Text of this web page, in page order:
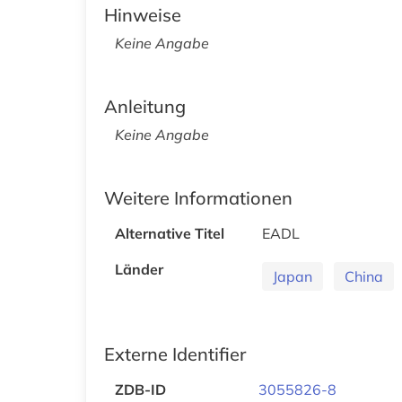
Hinweise
Keine Angabe
Anleitung
Keine Angabe
Weitere Informationen
Alternative Titel
EADL
Länder
Japan China
Externe Identifier
ZDB-ID 3055826-8